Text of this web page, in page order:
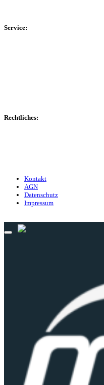
Service:
Rechtliches:
Kontakt
AGN
Datenschutz
Impressum